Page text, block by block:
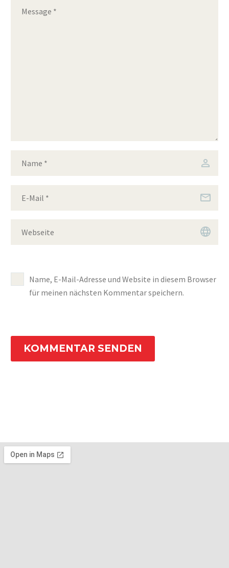
Name, E-Mail-Adresse und Website in diesem Browser
für meinen nächsten Kommentar speichern.
KOMMENTAR SENDEN